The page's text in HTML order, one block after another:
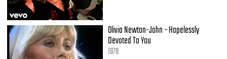
Olivia Newton-John - Hopelessly
Devoted To You
1978